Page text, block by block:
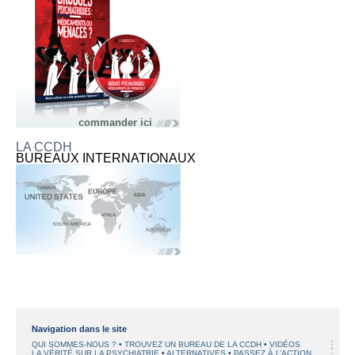
commander ici
LA CCDH
BUREAUX INTERNATIONAUX
Navigation dans le site
QUI SOMMES-NOUS ? TROUVEZ UN BUREAU DE LA CCDH
VIDÉOS
LA VÉRITÉ SUR LA PSYCHIATRIE
ALTERNATIVES PASSEZ À L’ACTION